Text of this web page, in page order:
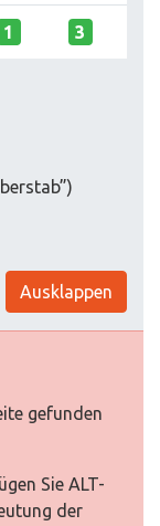
1 3
Ausklappen
gefunden
Sie ALT-
der